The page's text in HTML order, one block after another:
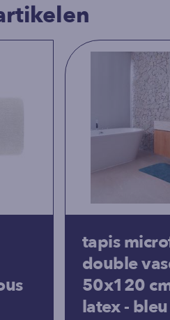
tapis
double
50x120
latex -